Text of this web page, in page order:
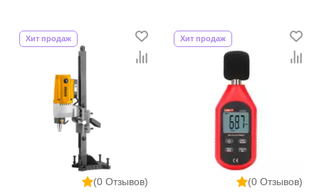
(0 Отзывов)
Хит продаж
(0 Отзывов)
Хит продаж